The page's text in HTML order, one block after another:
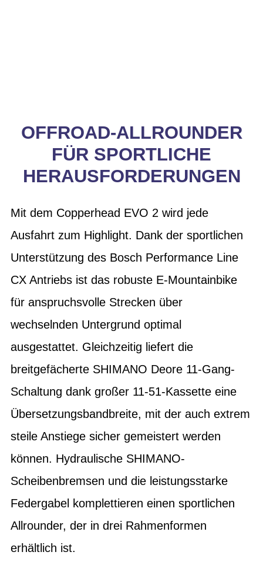
OFFROAD-ALLROUNDER
FÜR SPORTLICHE
HERAUSFORDERUNGEN
Mit dem Copperhead EVO 2 wird jede
Ausfahrt zum Highlight. Dank der sportlichen
Unterstützung des Bosch Performance Line
CX Antriebs ist das robuste E-Mountainbike
für anspruchsvolle Strecken über
wechselnden Untergrund optimal
ausgestattet. Gleichzeitig liefert die
breitgefächerte SHIMANO Deore 11-Gang-
Schaltung dank großer 11-51-Kassette eine
Übersetzungsbandbreite, mit der auch extrem
steile Anstiege sicher gemeistert werden
können. Hydraulische SHIMANO-
Scheibenbremsen und die leistungsstarke
Federgabel komplettieren einen sportlichen
Allrounder, der in drei Rahmenformen
erhältlich ist.